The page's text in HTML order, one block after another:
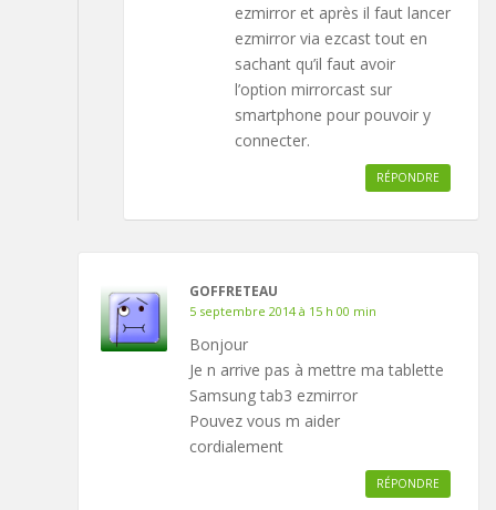
ezmirror et après il faut lancer
ezmirror via ezcast tout en
sachant qu’il faut avoir
l’option mirrorcast sur
smartphone pour pouvoir y
connecter.
RÉPONDRE
GOFFRETEAU
5 septembre 2014 à 15 h 00 min
Bonjour
Je n arrive pas à mettre ma tablette
Samsung tab3 ezmirror
Pouvez vous m aider
cordialement
RÉPONDRE